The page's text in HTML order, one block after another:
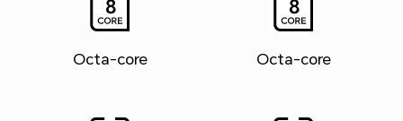
Octa-core Octa-core